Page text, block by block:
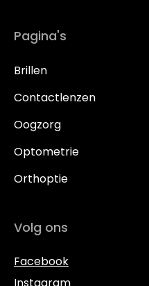
Pagina's
Brillen
Contactlenzen
Oogzorg
Optometrie
Orthoptie
Volg ons
Facebook